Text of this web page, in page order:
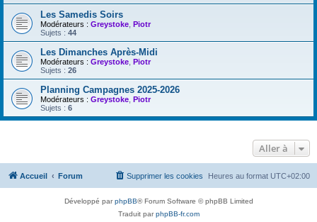
Les Samedis Soirs
Modérateurs : Greystoke Piotr
Sujets : 44
Les Dimanches Après-Midi
Modérateurs : Greystoke Piotr
Sujets : 26
Planning Campagnes 2025-2026
Modérateurs : Greystoke Piotr
Sujets : 6
Aller à
Accueil Forum Heures au format UTC+02:00
Supprimer les cookies
Développé parphpBB® Forum Software © phpBB Limited
Traduit parphpBB-fr.com